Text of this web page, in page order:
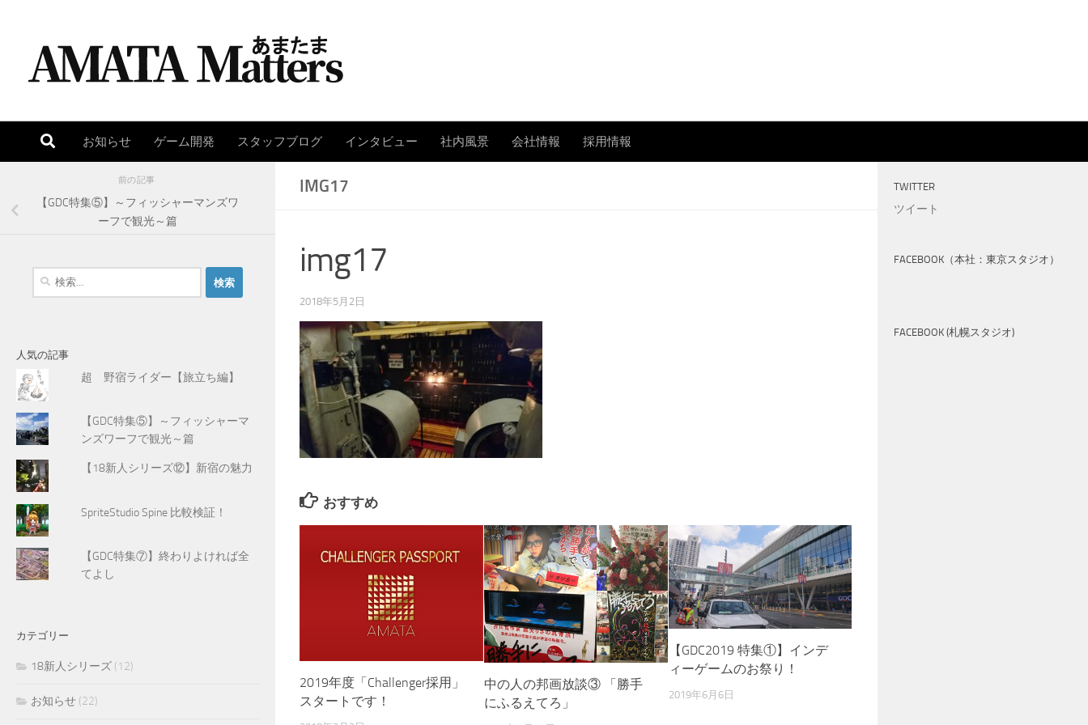
お知らせ ゲーム開発 スタッフブログ インタビュー 社内風景 会社情報 採用情報
IMG17
img17
2018年5月2日
おすすめ
2019年度「Challenger採用」
スタートです！
中の人の邦画放談③ 「勝手
にふるえてろ」
【GDC2019 特集①】インデ
ィーゲームのお祭り！
2019年6月6日
前の記事
【GDC特集⑤】～フィッシャーマンズワ
ーフで観光～篇
検
人気の記事
超 野宿ライダー【旅立ち編】
【GDC特集⑤】～フィッシャーマ
ンズワーフで観光～篇
【18新人シリーズ⑫】新宿の魅力
SpriteStudio Spine 比較検証！
【GDC特集⑦】終わりよければ全
てよし
カテゴリー
18新人シリーズ (12)
お知らせ (22)
TWITTER
ツイート
FACEBOOK（本社：東京スタジオ）
FACEBOOK (札幌スタジオ)